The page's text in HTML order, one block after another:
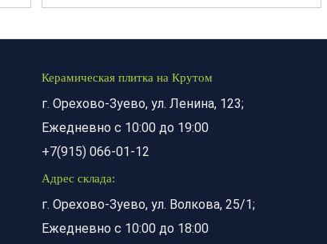
Керамическая плитка на Крутом
г. Орехово-Зуево, ул. Ленина, 123;
Ежедневно с 10:00 до 19:00
+7(915) 066-01-12
Адрес склада:
г. Орехово-Зуево, ул. Волкова, 25/1;
Ежедневно с 10:00 до 18:00